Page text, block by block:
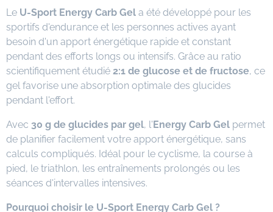
Le U-Sport Energy Carb Gel a été développé pour les
sportifs d'endurance et les personnes actives ayant
besoin d'un apport énergétique rapide et constant
pendant des efforts longs ou intensifs. Grâce au ratio
scientifiquement étudié 2:1 de glucose et de fructose, ce
gel favorise une absorption optimale des glucides
pendant l'effort.
Avec 30 g de glucides par gel, l'Energy Carb Gel permet
de planifier facilement votre apport énergétique, sans
calculs compliqués. Idéal pour le cyclisme, la course à
pied, le triathlon, les entraînements prolongés ou les
séances d'intervalles intensives.
Pourquoi choisir le U-Sport Energy Carb Gel ?